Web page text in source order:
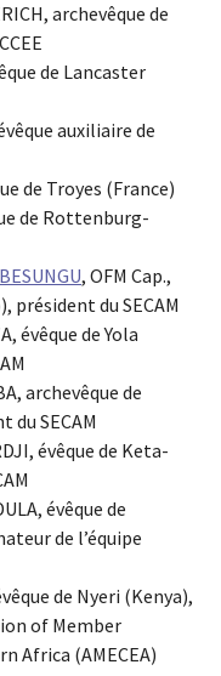
archevêque de
de Lancaster
auxiliaire de
de Troyes (France)
de Rottenburg-
, OFM Cap.,
président du SECAM
évêque de Yola
archevêque de
du SECAM
évêque de Keta-
évêque de
de l’équipe
de Nyeri (Kenya),
of Member
Africa (AMECEA)